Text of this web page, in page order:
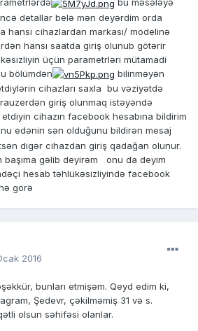
bu məsələyə
detallar belə mən deyərdim orda
hansı cihazlardan markası/ modelinə
hansı saatda giriş olunub götərir
üçün parametrləri mütamadi
bölümdən
bilinməyən
cihazları saxla bu vəziyətdə
giriş olunmaq istəyəndə
cihazın facebook hesabına bildirim
edənin sən olduğunu bildirən mesaj
digər cihazdan giriş qadağan olunur.
başıma gəlib deyirəm onu da deyim
hesab təhlükəsizliyində facebook
görə
2016
bunları etmişəm. Qeyd edim ki,
Şedevr, çəkilməmiş 31 və s.
olsun səhifəsi olanlar.